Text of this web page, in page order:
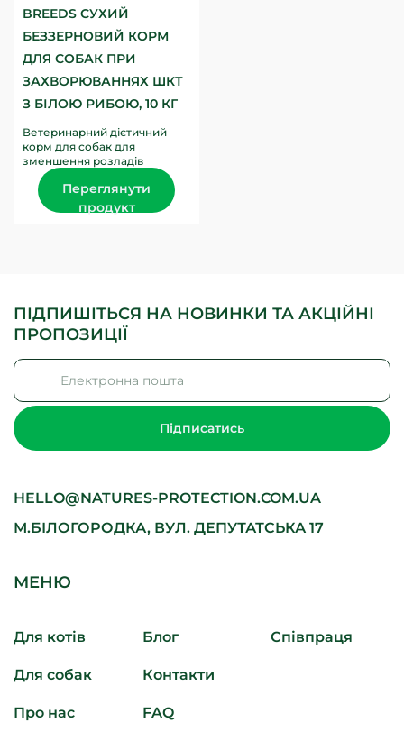
BREEDS СУХИЙ
БЕЗЗЕРНОВИЙ КОРМ
ДЛЯ СОБАК ПРИ
ЗАХВОРЮВАННЯХ ШКТ
З БІЛОЮ РИБОЮ, 10 КГ
Ветеринарний дієтичний
корм для собак для
зменшення розладів
кишкового всмоктування,
для компенсації порушення
травлення та...
Переглянути
продукт
HELLO@NATURES-PROTECTION.COM.UA
М.БІЛОГОРОДКА, ВУЛ. ДЕПУТАТСЬКА 17
ПІДПИШІТЬСЯ НА НОВИНКИ ТА АКЦІЙНІ
ПРОПОЗИЦІЇ
Підписатись
МЕНЮ
Для котів
Для cобак
Про нас
Блог
Контакти
FAQ
Співпраця